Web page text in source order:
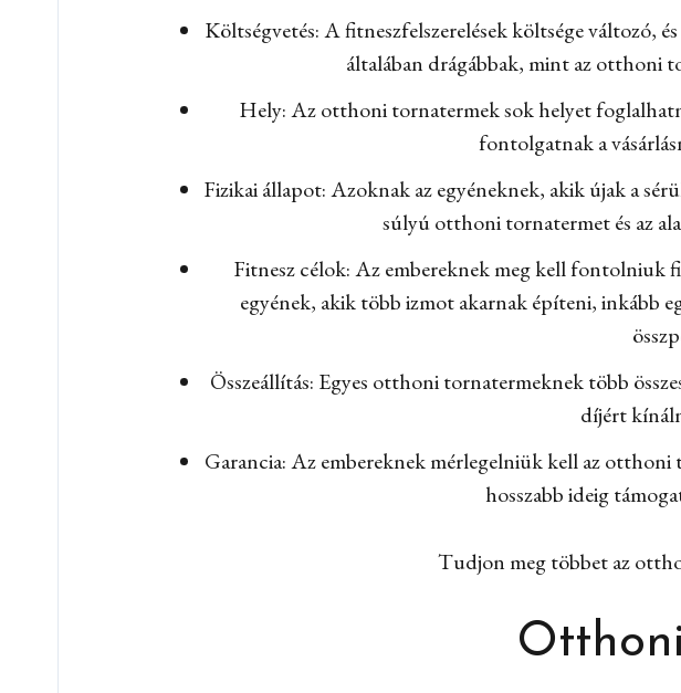
Költségvetés: A fitneszfelszerelések költsége változó,
általában drágábbak, mint az otthoni
Hely: Az otthoni tornatermek sok helyet
fontolgatnak a
Fizikai állapot: Azoknak az egyéneknek, akik újak a
súlyú otthoni tornatermet és az
Fitnesz célok: Az embereknek meg kell fontolniuk
egyének, akik több izmot akarnak építeni, inkább
Összeállítás: Egyes otthoni tornatermeknek több
díjért
Garancia: Az embereknek mérlegelniük kell az otthoni
hosszabb ideig
Tudjon meg többet az